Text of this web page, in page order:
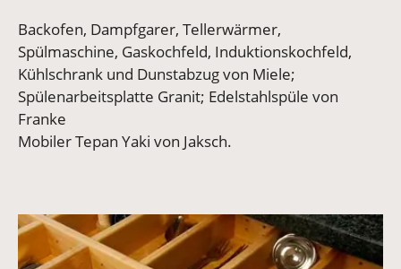
Backofen, Dampfgarer, Tellerwärmer,
Spülmaschine, Gaskochfeld, Induktionskochfeld,
Kühlschrank und Dunstabzug von Miele;
Spülenarbeitsplatte Granit; Edelstahlspüle von
Franke
Mobiler Tepan Yaki von Jaksch.